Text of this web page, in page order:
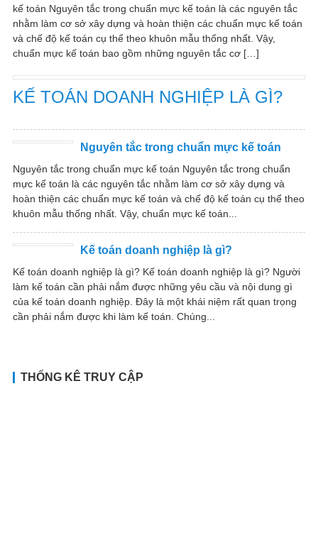
kế toán Nguyên tắc trong chuẩn mực kế toán là các nguyên tắc
nhằm làm cơ sở xây dựng và hoàn thiện các chuẩn mực kế toán
và chế độ kế toán cụ thể theo khuôn mẫu thống nhất. Vậy,
chuẩn mực kế toán bao gồm những nguyên tắc cơ […]
KẾ TOÁN DOANH NGHIỆP LÀ GÌ?
Nguyên tắc trong chuẩn mực kế toán
Nguyên tắc trong chuẩn mực kế toán Nguyên tắc trong chuẩn
mực kế toán là các nguyên tắc nhằm làm cơ sở xây dựng và
hoàn thiện các chuẩn mực kế toán và chế độ kế toán cụ thể theo
khuôn mẫu thống nhất. Vậy, chuẩn mực kế toán...
Kế toán doanh nghiệp là gì?
Kế toán doanh nghiệp là gì? Kế toán doanh nghiệp là gì? Người
làm kế toán cần phải nắm được những yêu cầu và nội dung gì
của kế toán doanh nghiệp. Đây là một khái niệm rất quan trọng
cần phải nắm được khi làm kế toán. Chúng...
THỐNG KÊ TRUY CẬP